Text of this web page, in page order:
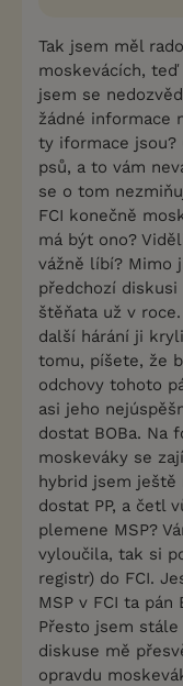
Tak jsem měl
moskevácích,
jsem se
žádné informace
ty iformace jsou?
psů, a to vám
se o tom
FCI konečně
má být ono?
vážně líbí? Mimo
předchozí
štěňata už v
další hárání ji
tomu, píšete, že
odchovy tohoto
asi jeho
dostat BOBa. Na
moskeváky se
hybrid jsem ještě
dostat PP, a četl
plemene MSP?
vyloučila, tak si
registr) do FCI.
MSP v FCI ta
Přesto jsem
diskuse mě
opravdu